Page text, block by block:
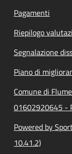
Pagamenti
Riepilogo
Segnalazione
Piano di
Comune di
01602920645 -
Powered by
10.41.2)